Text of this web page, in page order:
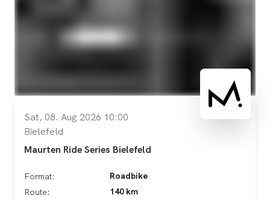
Sat, 08. Aug 2026 10:00
Bielefeld
Maurten Ride Series Bielefeld
Format:
Roadbike
Route:
140 km